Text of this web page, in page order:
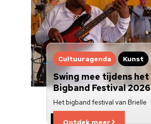
Cultuuragenda Kunst
Swing mee tijdens het
Bigband Festival 2026
Het bigband festival van Brielle
Ontdek meer